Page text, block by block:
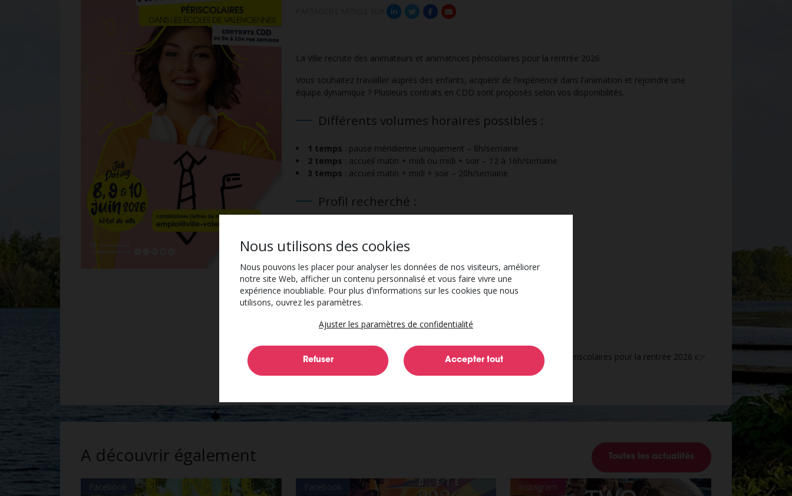
La Ville recrute des animateurs et animatrices périscolaires pour la rentrée 2026.
Vous souhaitez travailler auprès des enfants, acquérir de l’expérience dans l’animation et rejoindre une
équipe dynamique ? Plusieurs contrats en CDD sont proposés selon vos disponibilités.
Différents volumes horaires possibles :
1 temps : pause méridienne uniquement – 8h/semaine
2 temps : accueil matin + midi ou midi + soir – 12 à 16h/semaine
3 temps : accueil matin + midi + soir – 20h/semaine
Profil recherché :
Possibilité de candidater sans diplôme pour les contrats 1 temps
À partir de 16 ans
Les avantages :
Une expérience enrichissante auprès des enfants
Des formations dédiées à l’accompagnement des enfants
📩 Envoyez votre candidature dès maintenant et rejoignez les équipes périscolaires pour la rentrée 2026 👉
Lettre de motivation + CV à :emploi@ville-valenciennes.fr
A découvrir également Toutes les actualités
Facebook Facebook Instagram
Nous utilisons des cookies
Nous pouvons les placer pour analyser les données de nos visiteurs, améliorer
notre site Web, afficher un contenu personnalisé et vous faire vivre une
expérience inoubliable. Pour plus d'informations sur les cookies que nous
utilisons, ouvrez les paramètres.
Ajuster les paramètres de confidentialité